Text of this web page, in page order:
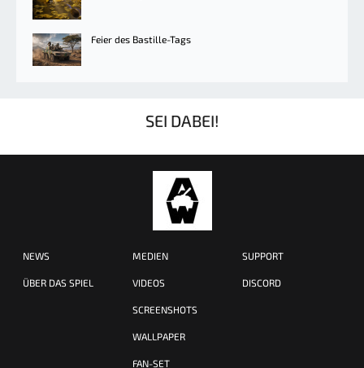
Feier des Bastille-Tags
SEI DABEI!
NEWS
ÜBER DAS SPIEL
MEDIEN
VIDEOS
SCREENSHOTS
WALLPAPER
FAN-SET
SUPPORT
DISCORD